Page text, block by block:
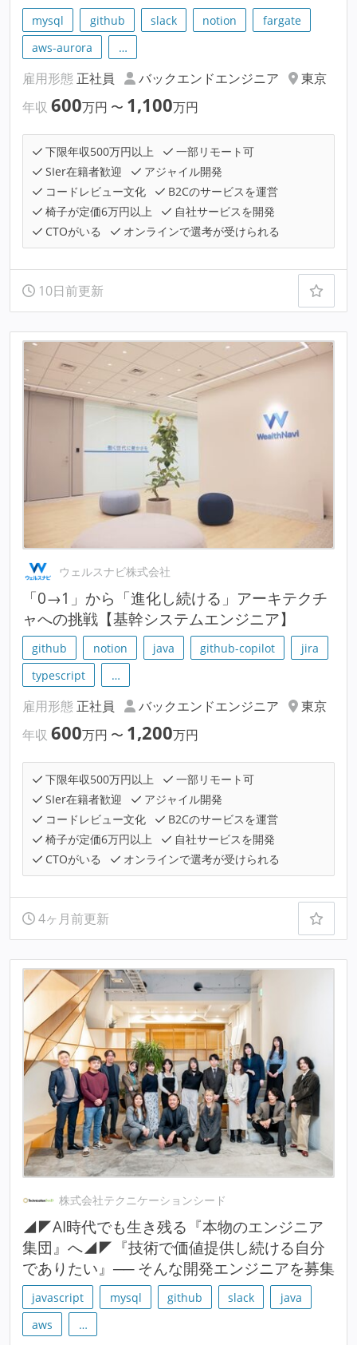
mysql github slack notion
fargate
aws-aurora
…
雇用形態 正社員 バックエンドエンジニア
東京
年収 600万円 〜 1,100万円
下限年収500万円以上
一部リモート可
SIer在籍者歓迎
アジャイル開発
コードレビュー文化
B2Cのサービスを運営
椅子が定価6万円以上
自社サービスを開発
CTOがいる
オンラインで選考が受けられる
10日前更新
ウェルスナビ株式会社
「0→1」から「進化し続ける」アーキテクチ
ャへの挑戦【基幹システムエンジニア】
github notion java github-copilot
jira
typescript
…
雇用形態 正社員 バックエンドエンジニア
東京
年収 600万円 〜 1,200万円
下限年収500万円以上
一部リモート可
SIer在籍者歓迎
アジャイル開発
コードレビュー文化
B2Cのサービスを運営
椅子が定価6万円以上
自社サービスを開発
CTOがいる
オンラインで選考が受けられる
4ヶ月前更新
株式会社テクニケーションシード
◢◤AI時代でも生き残る『本物のエンジニア
集団』へ◢◤『技術で価値提供し続ける自分
でありたい』── そんな開発エンジニアを募集
javascript mysql github slack
java
aws
…